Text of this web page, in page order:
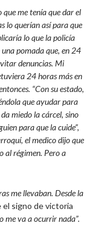
me tenía que dar el
lo querían así para que
lo que la policía
pomada que, en 24
denuncias. Mi
24 horas más en
“Con su estado,
que ayudar para
miedo la cárcel, sino
para que la cuide”,
el medico dijo que
al régimen. Pero a
me llevaban. Desde la
el signo de victoria
me va a ocurrir nada”.